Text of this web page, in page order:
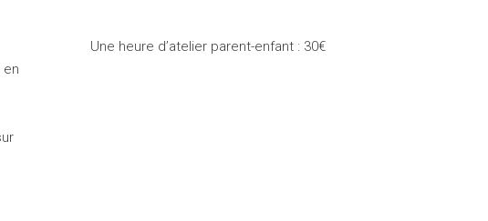
Une heure d’atelier parent-enfant : 30€